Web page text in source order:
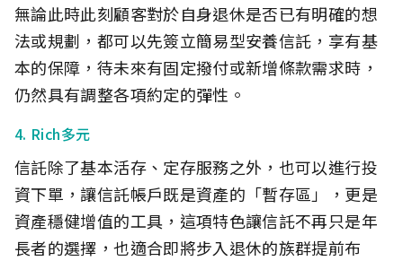
無論此時此刻顧客對於自身退休是否已有明確的想
法或規劃，都可以先簽立簡易型安養信託，享有基
本的保障，待未來有固定撥付或新增條款需求時，
仍然具有調整各項約定的彈性。
4. Rich多元
信託除了基本活存、定存服務之外，也可以進行投
資下單，讓信託帳戶既是資產的「暫存區」，更是
資產穩健增值的工具，這項特色讓信託不再只是年
長者的選擇，也適合即將步入退休的族群提前布